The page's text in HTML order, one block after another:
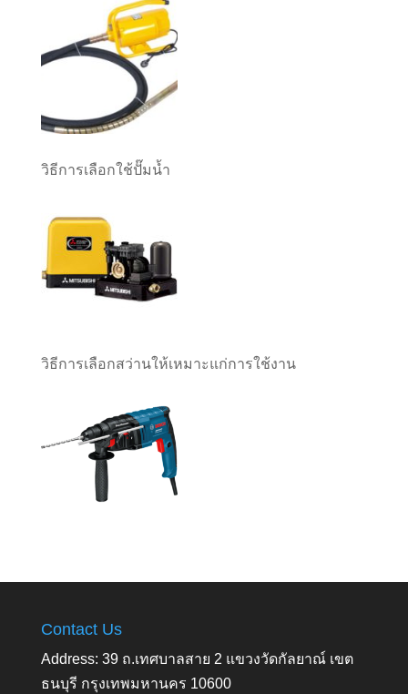
วิธีการเลือกใช้ปั๊มน้ำ
วิธีการเลือกสว่านให้เหมาะแก่การใช้งาน
Contact Us
Address: 39 ถ.เทศบาลสาย 2 แขวงวัดกัลยาณ์ เขต
ธนบุรี กรุงเทพมหานคร 10600